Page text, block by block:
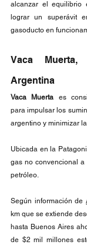
alcanzar el equilibrio
lograr un superávit
gasoducto en
Vaca
Argentina
Vaca Muerta es
para impulsar los
argentino y minimizar
Ubicada en la
gas no convencional
petróleo.
Según información de
km que se extiende
hasta Buenos Aires
de $2 mil millones